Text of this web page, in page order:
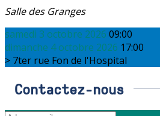
Salle des Granges
samedi 3 octobre 2026 09:00
dimanche 4 octobre 2026 17:00
7ter rue Fon de l'Hospital
Contactez-nous